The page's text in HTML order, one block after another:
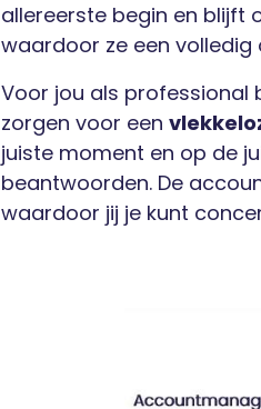
allereerste begin en blijft
waardoor ze een volledig
Voor jou als professional
zorgen voor een
juiste moment en op de
beantwoorden. De
waardoor jij je kunt